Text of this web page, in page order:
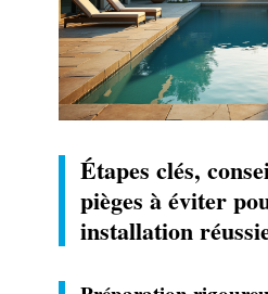
Étapes clés,
pièges à éviter
installation